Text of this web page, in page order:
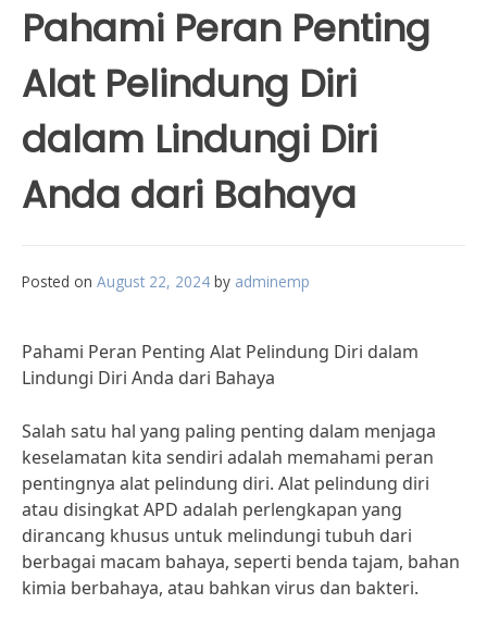
Pahami Peran Penting
Alat Pelindung Diri
dalam Lindungi Diri
Anda dari Bahaya
Posted on August 22, 2024 by adminemp
Pahami Peran Penting Alat Pelindung Diri dalam
Lindungi Diri Anda dari Bahaya
Salah satu hal yang paling penting dalam menjaga
keselamatan kita sendiri adalah memahami peran
pentingnya alat pelindung diri. Alat pelindung diri
atau disingkat APD adalah perlengkapan yang
dirancang khusus untuk melindungi tubuh dari
berbagai macam bahaya, seperti benda tajam, bahan
kimia berbahaya, atau bahkan virus dan bakteri.